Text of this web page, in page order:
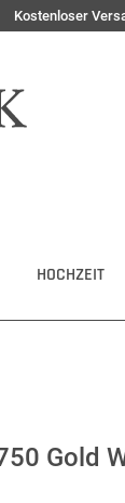
Kostenloser
HOCHZEIT
Gold